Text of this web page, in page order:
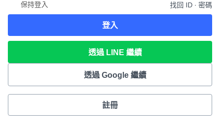
保持登入 找回 ID ∙ 密碼
登入
透過 LINE 繼續
透過 Google 繼續
註冊